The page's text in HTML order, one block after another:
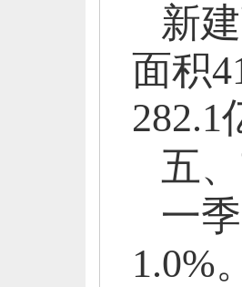
新
面积
282.1
五、
一
1.0%